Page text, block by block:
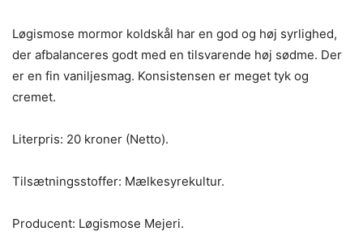
Løgismose mormor koldskål har en god og høj syrlighed,
der afbalanceres godt med en tilsvarende høj sødme. Der
er en fin vaniljesmag. Konsistensen er meget tyk og
cremet.
Literpris: 20 kroner (Netto).
Tilsætningsstoffer: Mælkesyrekultur.
Producent: Løgismose Mejeri.